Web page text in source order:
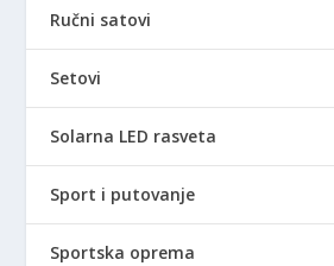
Ručni satovi
Setovi
Solarna LED rasveta
Sport i putovanje
Sportska oprema